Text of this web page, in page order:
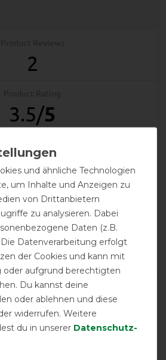
2
3.5/5
product experience
from 2 customer reviews
50%
0%
REVIEWS
Senior oder Jährlingshengste -
Fliegenmasken und lassen sie sich
und ähnliche Technologien
um Inhalte und Anzeigen zu
von Drittanbietern
zu analysieren. Dabei
Daten (z.B.
Die Datenverarbeitung erfolgt
der Cookies und kann mit
oder aufgrund berechtigten
Du kannst deine
oder ablehnen und diese
widerrufen. Weitere
du in unserer Daten­schutz­